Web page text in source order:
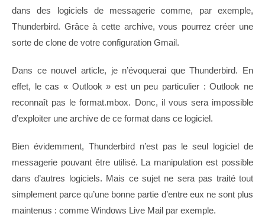
dans des logiciels de messagerie comme, par exemple,
Thunderbird. Grâce à cette archive, vous pourrez créer une
sorte de clone de votre configuration Gmail.
Dans ce nouvel article, je n’évoquerai que Thunderbird. En
effet, le cas « Outlook » est un peu particulier : Outlook ne
reconnaît pas le format.mbox. Donc, il vous sera impossible
d’exploiter une archive de ce format dans ce logiciel.
Bien évidemment, Thunderbird n’est pas le seul logiciel de
messagerie pouvant être utilisé. La manipulation est possible
dans d’autres logiciels. Mais ce sujet ne sera pas traité tout
simplement parce qu’une bonne partie d’entre eux ne sont plus
maintenus : comme Windows Live Mail par exemple.